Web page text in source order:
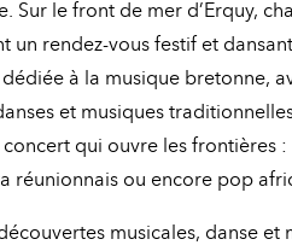
Sur le front de mer d’Erquy,
un rendez-vous festif et
à la musique bretonne,
et musiques
qui ouvre les frontières :
réunionnais ou encore pop
musicales, danse et